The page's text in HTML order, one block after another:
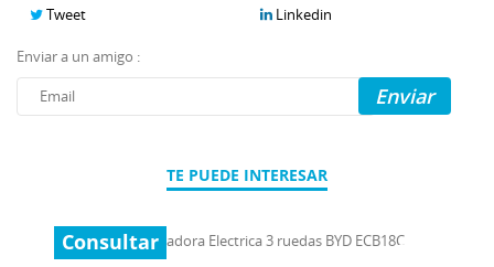
Tweet Linkedin
Enviar a un amigo :
Enviar
TE PUEDE INTERESAR
Consultar